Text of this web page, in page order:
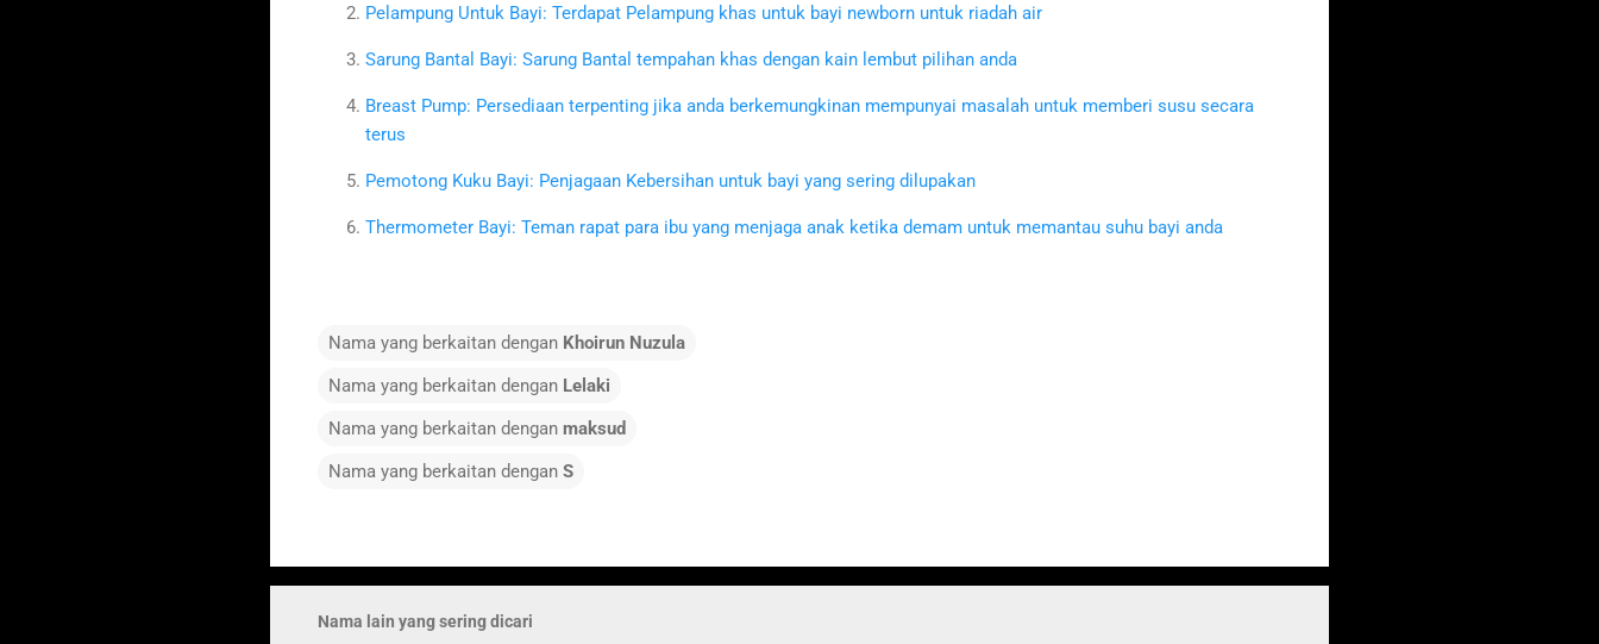
Pelampung Untuk Bayi: Terdapat Pelampung khas untuk bayi newborn untuk riadah air
Sarung Bantal Bayi: Sarung Bantal tempahan khas dengan kain lembut pilihan anda
Breast Pump: Persediaan terpenting jika anda berkemungkinan mempunyai masalah untuk memberi susu secara
terus
Pemotong Kuku Bayi: Penjagaan Kebersihan untuk bayi yang sering dilupakan
Thermometer Bayi: Teman rapat para ibu yang menjaga anak ketika demam untuk memantau suhu bayi anda
Nama yang berkaitan dengan Khoirun Nuzula
Nama yang berkaitan dengan Lelaki
Nama yang berkaitan dengan maksud
Nama yang berkaitan dengan S
Nama lain yang sering dicari